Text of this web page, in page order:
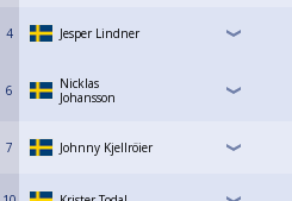
4 Jesper Lindner
6
Nicklas
Johansson
7 Johnny Kjellröier